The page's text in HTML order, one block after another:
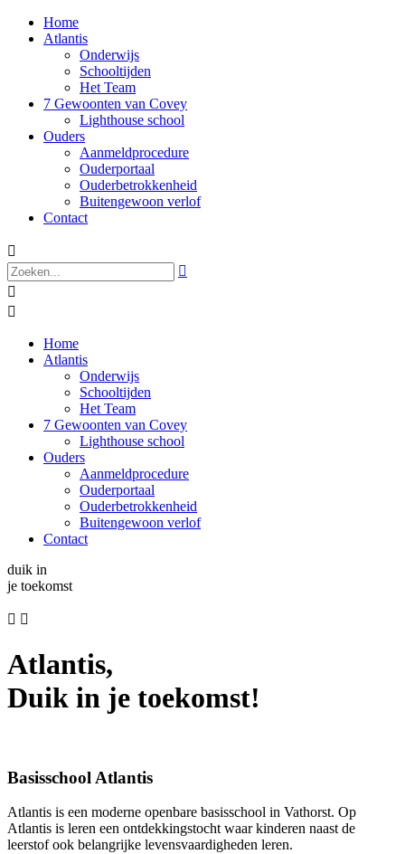
Home
Atlantis
Onderwijs
Schooltijden
Het Team
7 Gewoonten van Covey
Lighthouse school
Ouders
Aanmeldprocedure
Ouderportaal
Ouderbetrokkenheid
Buitengewoon verlof
Contact




Home
Atlantis
Onderwijs
Schooltijden
Het Team
7 Gewoonten van Covey
Lighthouse school
Ouders
Aanmeldprocedure
Ouderportaal
Ouderbetrokkenheid
Buitengewoon verlof
Contact
duik in
je toekomst
 
Atlantis,
Duik in je toekomst!
Basisschool Atlantis
Atlantis is een moderne openbare basisschool in Vathorst. Op
Atlantis is leren een ontdekkingstocht waar kinderen naast de
leerstof ook belangrijke levensvaardigheden leren.